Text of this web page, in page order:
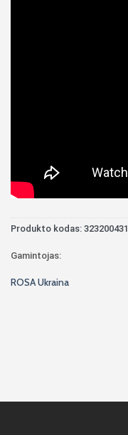
Produkto kodas: 323200431
Gamintojas:
ROSA Ukraina